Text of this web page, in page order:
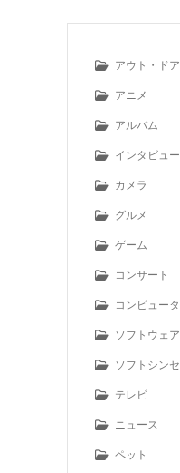
アウト・ドア
アニメ
アルバム
インタビュー
カメラ
グルメ
ゲーム
コンサート
コンピュータ
ソフトウェア
ソフトシンセ
テレビ
ニュース
ペット